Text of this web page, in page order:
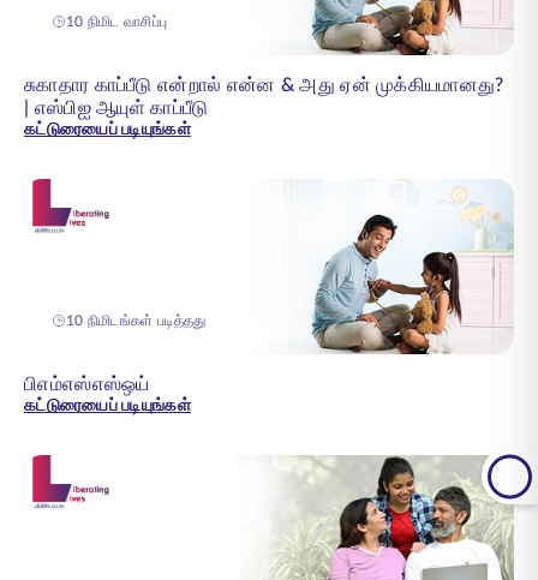
10 நிமிட வாசிப்பு
சுகாதார காப்பீடு என்றால் என்ன & அது ஏன் முக்கியமானது?
| எஸ்பிஐ ஆயுள் காப்பீடு
கட்டுரையைப் படியுங்கள்
10 நிமிடங்கள் படித்தது
பிஎம்எஸ்எஸ்ஒய்
கட்டுரையைப் படியுங்கள்